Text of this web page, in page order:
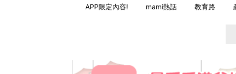
APP限定內容! mami熱話 教育路